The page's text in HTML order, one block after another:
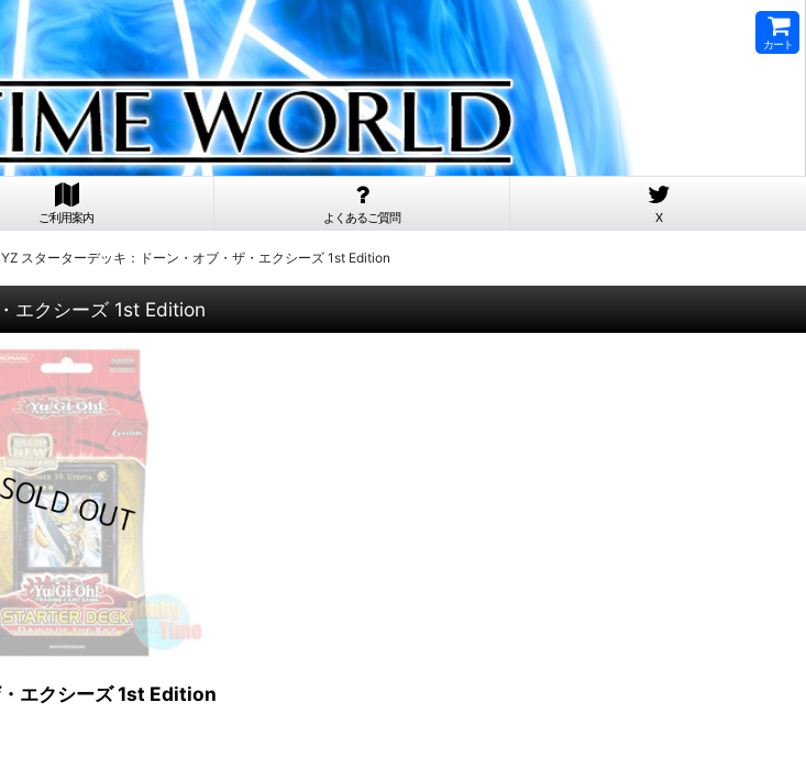
カート
ご利用案内 よくあるご質問 X
スターターデッキ：ドーン・オブ・ザ・エクシーズ 1st Edition
エクシーズ 1st Edition
エクシーズ 1st Edition